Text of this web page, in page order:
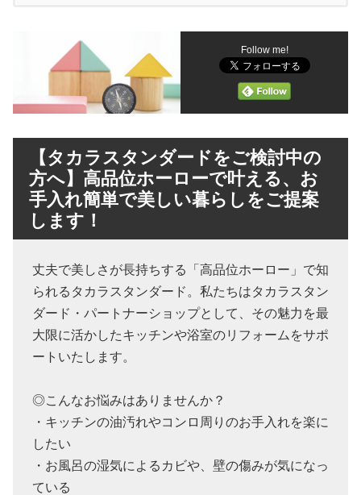
Follow me!
【タカラスタンダードをご検討中の
方へ】高品位ホーローで叶える、お
手入れ簡単で美しい暮らしをご提案
します！
丈夫で美しさが長持ちする「高品位ホーロー」で知
られるタカラスタンダード。私たちはタカラスタン
ダード・パートナーショップとして、その魅力を最
大限に活かしたキッチンや浴室のリフォームをサポ
ートいたします。
◎こんなお悩みはありませんか？
・キッチンの油汚れやコンロ周りのお手入れを楽に
したい
・お風呂の湿気によるカビや、壁の傷みが気になっ
ている